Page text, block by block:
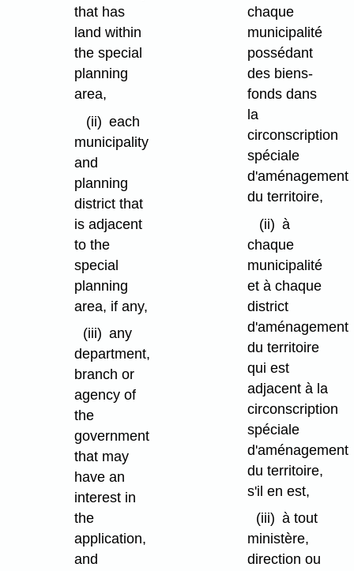
that has
land within
the special
planning
area,
(ii) each
municipality
and
planning
district that
is adjacent
to the
special
planning
area, if any,
(iii) any
department,
branch or
agency of
the
government
that may
have an
interest in
the
application,
and
chaque
municipalité
possédant
des biens-
fonds dans
la
circonscription
spéciale
d'aménagement
du territoire,
(ii) à
chaque
municipalité
et à chaque
district
d'aménagement
du territoire
qui est
adjacent à la
circonscription
spéciale
d'aménagement
du territoire,
s'il en est,
(iii) à tout
ministère,
direction ou